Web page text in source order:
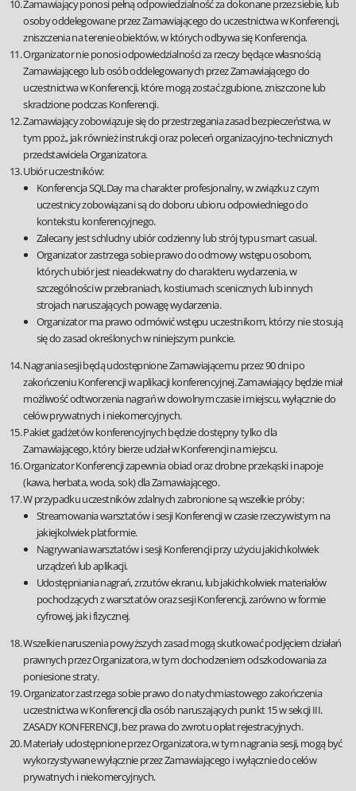
Zamawiający ponosi pełną odpowiedzialność za dokonane przez siebie, lub
osoby oddelegowane przez Zamawiającego do uczestnictwa w Konferencji,
zniszczenia na terenie obiektów, w których odbywa się Konferencja.
Organizator nie ponosi odpowiedzialności za rzeczy będące własnością
Zamawiającego lub osób oddelegowanych przez Zamawiającego do
uczestnictwa w Konferencji, które mogą zostać zgubione, zniszczone lub
skradzione podczas Konferencji.
Zamawiający zobowiązuje się do przestrzegania zasad bezpieczeństwa, w
tym ppoż., jak również instrukcji oraz poleceń organizacyjno-technicznych
przedstawiciela Organizatora.
Ubiór uczestników:
Konferencja SQLDay ma charakter profesjonalny, w związku z czym
uczestnicy zobowiązani są do doboru ubioru odpowiedniego do
kontekstu konferencyjnego.
Zalecany jest schludny ubiór codzienny lub strój typu smart casual.
Organizator zastrzega sobie prawo do odmowy wstępu osobom,
których ubiór jest nieadekwatny do charakteru wydarzenia, w
szczególności w przebraniach, kostiumach scenicznych lub innych
strojach naruszających powagę wydarzenia.
Organizator ma prawo odmówić wstępu uczestnikom, którzy nie stosują
się do zasad określonych w niniejszym punkcie.
Nagrania sesji będą udostępnione Zamawiającemu przez 90 dni po
zakończeniu Konferencji w aplikacji konferencyjnej. Zamawiający będzie miał
możliwość odtworzenia nagrań w dowolnym czasie i miejscu, wyłącznie do
celów prywatnych i niekomercyjnych.
Pakiet gadżetów konferencyjnych będzie dostępny tylko dla
Zamawiającego, który bierze udział w Konferencji na miejscu.
Organizator Konferencji zapewnia obiad oraz drobne przekąski i napoje
(kawa, herbata, woda, sok) dla Zamawiającego.
W przypadku uczestników zdalnych zabronione są wszelkie próby:
Streamowania warsztatów i sesji Konferencji w czasie rzeczywistym na
jakiejkolwiek platformie.
Nagrywania warsztatów i sesji Konferencji przy użyciu jakichkolwiek
urządzeń lub aplikacji.
Udostępniania nagrań, zrzutów ekranu, lub jakichkolwiek materiałów
pochodzących z warsztatów oraz sesji Konferencji, zarówno w formie
cyfrowej, jak i fizycznej.
Wszelkie naruszenia powyższych zasad mogą skutkować podjęciem działań
prawnych przez Organizatora, w tym dochodzeniem odszkodowania za
poniesione straty.
Organizator zastrzega sobie prawo do natychmiastowego zakończenia
uczestnictwa w Konferencji dla osób naruszających punkt 15 w sekcji III.
ZASADY KONFERENCJI, bez prawa do zwrotu opłat rejestracyjnych.
Materiały udostępnione przez Organizatora, w tym nagrania sesji, mogą być
wykorzystywane wyłącznie przez Zamawiającego i wyłącznie do celów
prywatnych i niekomercyjnych.